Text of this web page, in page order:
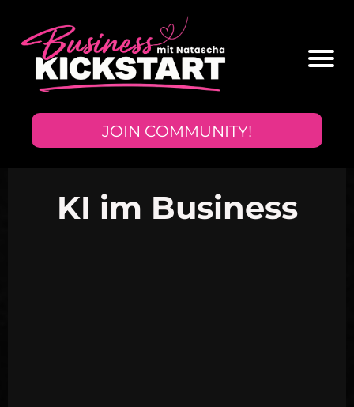
JOIN COMMUNITY!
KI im Business